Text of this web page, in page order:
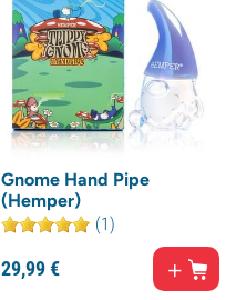
Gnome Hand Pipe
(Hemper)
(1)
29,99€